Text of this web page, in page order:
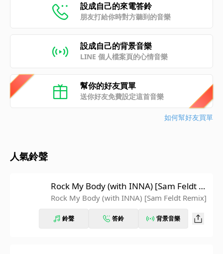
設成自己的來電答鈴
朋友打給你時對方聽到的音樂
設成自己的背景音樂
LINE 個人檔案頁的心情音樂
幫你的好友買單
送你好友免費設定這首音樂
如何幫好友買單
人氣鈴聲
Rock My Body (with INNA) [Sam Feldt R
emix]
Rock My Body (with INNA) [Sam Feldt Remix]
鈴聲 答鈴 背景音樂